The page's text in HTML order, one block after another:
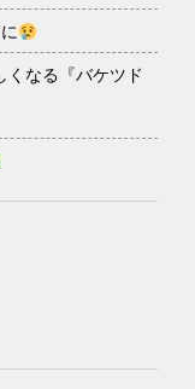
くなる『バケツド